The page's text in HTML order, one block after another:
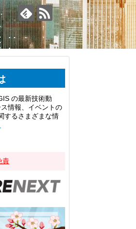
の最新技術動
情報、イベントの
するさまざまな情
責